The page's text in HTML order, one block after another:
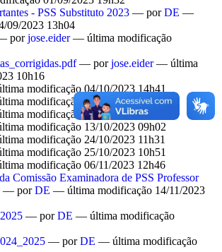
- PSS Substituto 2023 — porDE —
09/2023 13h04
porjose.eider— última modificação
— porjose.eider— última
10h16
modificação 04/10/2023 14h41
modificação 06/10/2023 12h16
modificação 09/10/2023 11h16
modificação 13/10/2023 09h02
modificação 24/10/2023 11h31
modificação 25/10/2023 10h51
modificação 06/11/2023 12h46
Comissão Examinadora de PSS Professor
— porDE — última modificação 14/11/2023
— porDE — última modificação
— porDE — última modificação